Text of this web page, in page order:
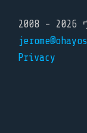
2008 - 2026
Privacy